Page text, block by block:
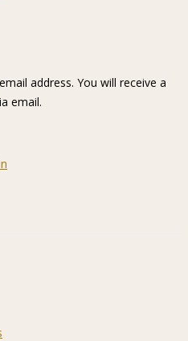
address. You will receive a
email.